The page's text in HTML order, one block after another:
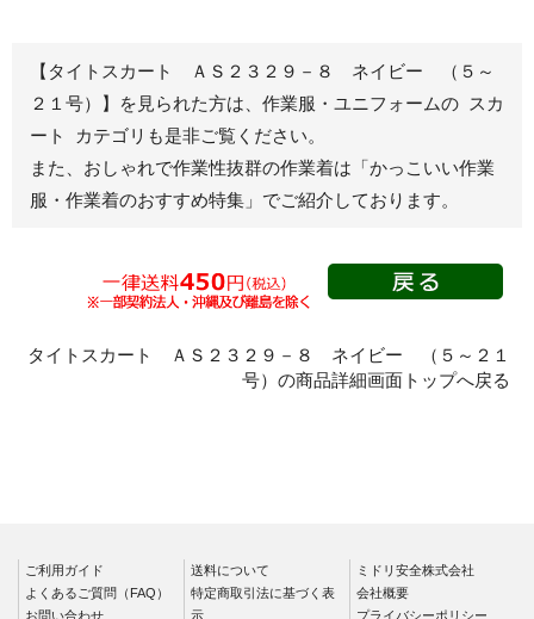
ジャンパー
秋冬長袖
春夏半袖
スモック
秋冬長袖
クリーンウェ
ワークパンツ
春夏
【タイトスカート ＡＳ２３２９－８ ネイビー （５～
２１号）】を見られた方は、作業服・ユニフォームの スカ
ート カテゴリも是非ご覧ください。
また、おしゃれで作業性抜群の作業着は 「かっこいい作業
服・作業着のおすすめ特集」 でご紹介しております。
タイトスカート ＡＳ２３２９－８ ネイビー （５～２１
号）の商品詳細画面トップへ戻る
ご利用ガイド
よくあるご質問（FAQ）
お問い合わせ
送料について
特定商取引法に基づく表
示
ミドリ安全株式会社
会社概要
プライバシーポリシー